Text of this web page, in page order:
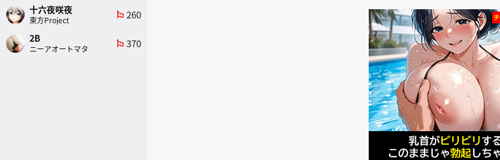
十六夜咲夜
東方Project
emoji_flags 260
2B
ニーアオートマタ
emoji_flags 370